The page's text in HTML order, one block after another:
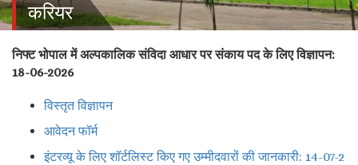
करियर
निफ्ट भोपाल में अल्पकालिक संविदा आधार पर संकाय पद के लिए विज्ञापन:
18-06-2026
विस्तृत विज्ञापन
आवेदन फॉर्म
इंटरव्यू के लिए शॉर्टलिस्ट किए गए उम्मीदवारों की जानकारी: 14-07-2